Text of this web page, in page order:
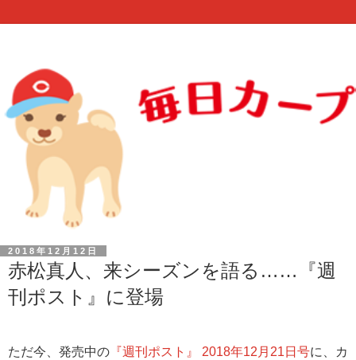
2018年12月12日
赤松真人、来シーズンを語る……『週
刊ポスト』に登場
ただ今、発売中の 『週刊ポスト』 2018年12月21日号に、カ